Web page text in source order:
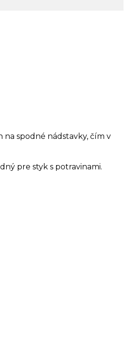
spodné nádstavky, čím v
pre styk s potravinami.